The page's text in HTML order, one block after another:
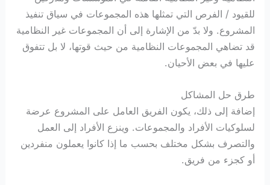
للقيود / الفرص التي تمثلها هذه المجموعات في سياق تنفيذ
المشروع. ولا بدّ من الإشارة إلى أن المجموعات غير النظامية
قد تضاهي المجموعات النظامية من حيث قوتها، لا بل تتفوق
عليها في بعض الأحيان.
طرق حل المشاكل
إضافة إلى ذلك، يكون الفريق العامل على المشروع عرضة
لسلوكيات الأفراد والمجموعات. وينزع الأفراد إلى العمل
والتصرف بشكل مختلف بحسب ما إذا كانوا يعملون منفردين
أو كجزء من فريق.